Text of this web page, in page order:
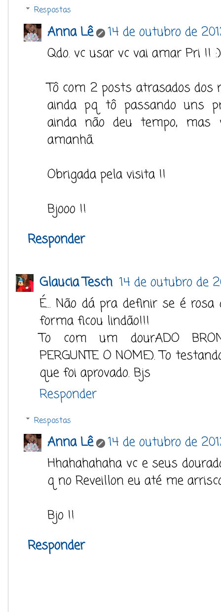
Respostas
Anna Lê
14 de outubro de
Qdo. vc usar vc vai amar Pri !! :)
Tô com 2 posts atrasados dos
ainda pq tô passando uns
ainda não deu tempo,
amanhã.
Obrigada pela visita !!
Bjooo !!
Responder
Glaucia Tesch 14 de outubro de
É... Não dá pra definir se é
forma ficou lindão!!!
To com um dourADO
PERGUNTE O NOME). To
que foi aprovado. Bjs
Responder
Respostas
Anna Lê
14 de outubro de
Hhahahahaha vc e seus
q no Reveillon eu até me
Bjo !!
Responder